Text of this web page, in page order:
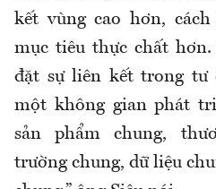
kết vùng cao hơn,
mục tiêu thực chất hơn.
đặt sự liên kết trong
một không gian phát
sản phẩm chung,
trường chung, dữ liệu